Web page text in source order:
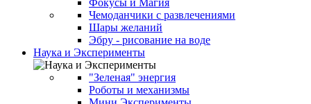
Фокусы и Магия
Чемоданчики с развлечениями
Шары желаний
Эбру - рисование на воде
Наука и Эксперименты
"Зеленая" энергия
Роботы и механизмы